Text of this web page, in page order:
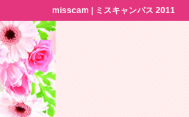
misscam | ミスキャンパス 2011